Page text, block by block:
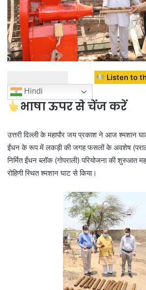
Listen to
Hindi
भाषा ऊपर से चेंज करें
उत्तरी दिल्ली के महापौर जय प्रकाश ने आज श्मशान
ईंधन के रूप में लकड़ी की जगह फसलों के अवशेष
निर्मित ईंधन ब्लॉक (गोपराली) परियोजना की शुरुआत
रोहिणी स्थित श्मशान घाट से किया।